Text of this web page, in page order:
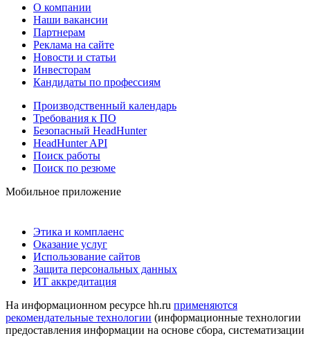
О компании
Наши вакансии
Партнерам
Реклама на сайте
Новости и статьи
Инвесторам
Кандидаты по профессиям
Производственный календарь
Требования к ПО
Безопасный HeadHunter
HeadHunter API
Поиск работы
Поиск по резюме
Мобильное приложение
Этика и комплаенс
Оказание услуг
Использование сайтов
Защита персональных данных
ИТ аккредитация
На информационном ресурсе hh.ru применяются
рекомендательные технологии (информационные технологии
предоставления информации на основе сбора, систематизации